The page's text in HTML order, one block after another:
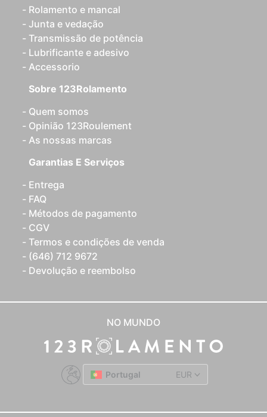
Rolamento e mancal
Junta e vedação
Transmissão de potência
Lubrificante e adesivo
Accessorio
Sobre 123Rolamento
Quem somos
Opinião 123Roulement
As nossas marcas
Garantias E Serviços
Entrega
FAQ
Métodos de pagamento
CGV
Termos e condições de venda
(646) 712 9672
Devolução e reembolso
NO MUNDO
Portugal EUR